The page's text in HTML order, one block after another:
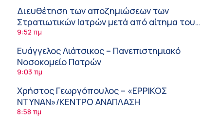
Διευθέτηση των αποζημιώσεων των
Στρατιωτικών Ιατρών μετά από αίτημα του
ΙΣΑ
9:52 πμ
Ευάγγελος Λιάτσικος – Πανεπιστημιακό
Νοσοκομείο Πατρών
9:03 πμ
Χρήστος Γεωργόπουλος – «ΕΡΡΙΚΟΣ
ΝΤΥΝΑΝ»/ΚΕΝΤΡΟ ΑΝΑΠΛΑΣΗ
8:58 πμ